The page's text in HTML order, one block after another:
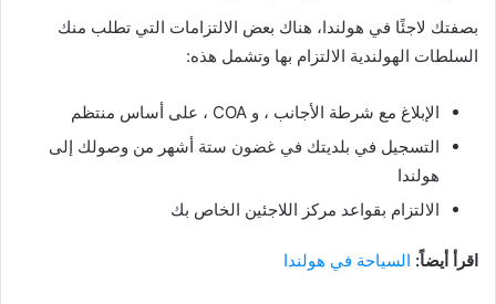
بصفتك لاجئًا في هولندا، هناك بعض الالتزامات التي تطلب منك
السلطات الهولندية الالتزام بها وتشمل هذه:
الإبلاغ مع شرطة الأجانب ، و COA ، على أساس منتظم
التسجيل في بلديتك في غضون ستة أشهر من وصولك إلى
هولندا
الالتزام بقواعد مركز اللاجئين الخاص بك
اقرأ أيضاً: السياحة في هولندا